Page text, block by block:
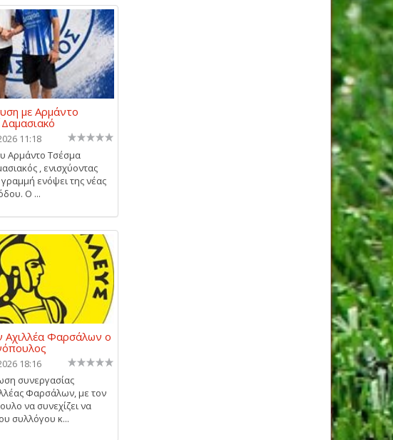
με Αρμάντο
11:18
Αρμάντο Τσέσμα
, ενισχύοντας
ενόψει της νέας
Ο ...
Αχιλλέα Φαρσάλων ο
18:16
συνεργασίας
Φαρσάλων, με τον
να συνεχίζει να
συλλόγου κ...